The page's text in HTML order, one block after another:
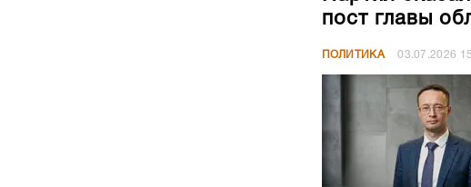
Совещание с
Давыдовым
03.07.2026